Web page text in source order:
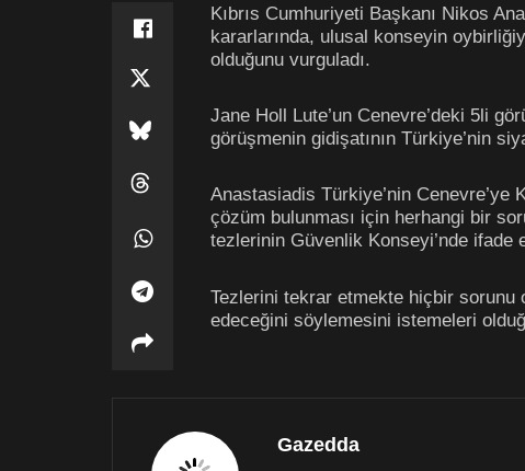
Kıbrıs Cumhuriyeti Başkanı Nikos
kararlarında, ulusal konseyin
olduğunu vurguladı.
Jane Holl Lute’un Cenevre’deki 5li
görüşmenin gidişatının Türkiye’nin
Anastasiadis Türkiye’nin Cenevre’ye
çözüm bulunması için herhangi bir
tezlerinin Güvenlik Konseyi’nde ifade
Tezlerini tekrar etmekte hiçbir sorunu
edeceğini söylemesini istemeleri
Gazedda